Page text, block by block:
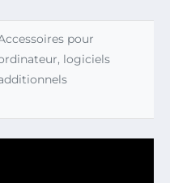
pour
logiciels